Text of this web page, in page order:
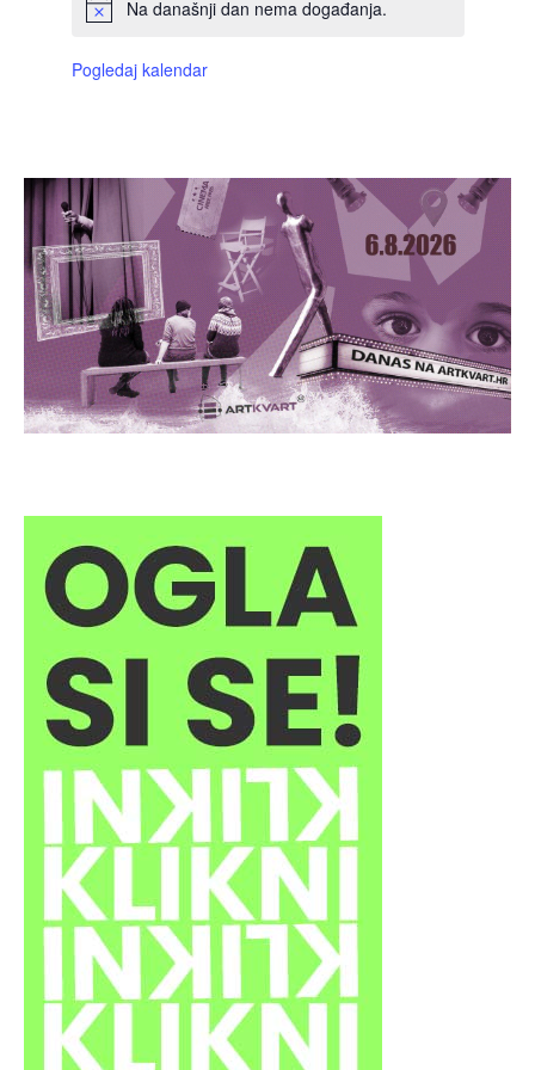
Na današnji dan nema događanja.
Pogledaj kalendar